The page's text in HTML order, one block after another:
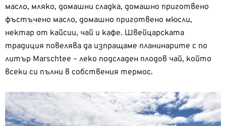
масло, мляко, домашни сладка, домашно приготвено
фъстъчено масло, домашно приготвено мюсли,
нектар от кайсии, чай и кафе. Швейцарската
традиция повелява да изпращаме планинарите с по
литър Marschtee – леко подсладен плодов чай, който
всеки си пълни в собствения термос.